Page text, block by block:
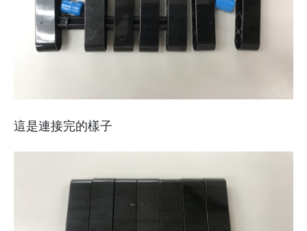
這是連接完的樣子